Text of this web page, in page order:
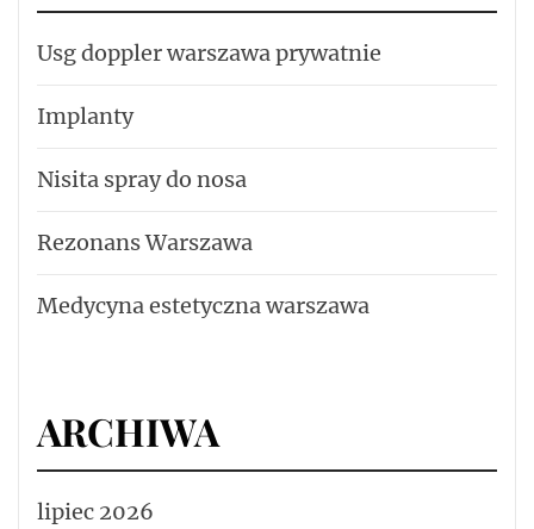
Usg doppler warszawa prywatnie
Implanty
Nisita spray do nosa
Rezonans Warszawa
Medycyna estetyczna warszawa
ARCHIWA
lipiec 2026